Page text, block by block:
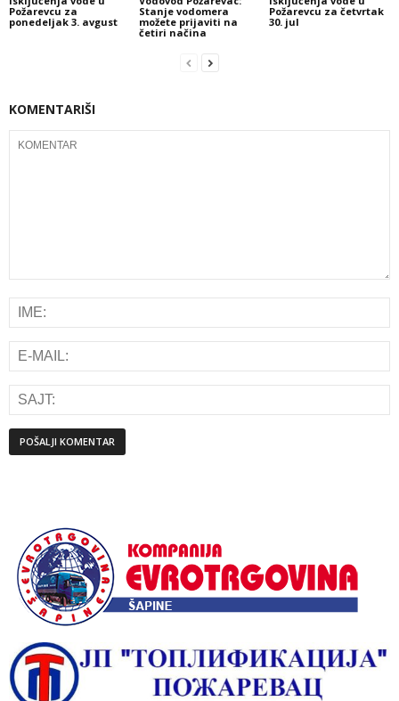
Požarevcu za
ponedeljak 3. avgust
Stanje vodomera
možete prijaviti na
četiri načina
Požarevcu za četvrtak
30. jul
KOMENTARIŠI